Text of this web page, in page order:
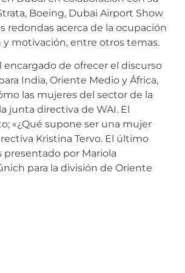
Boeing, Dubai Airport Show
redondas acerca de la ocupación
motivación, entre otros temas.
de ofrecer el discurso
India, Oriente Medio y África,
las mujeres del sector de la
junta directiva de WAI. El
«¿Qué supone ser una mujer
Kristina Tervo. El último
por Mariola
para la división de Oriente